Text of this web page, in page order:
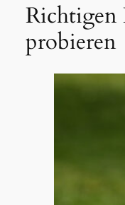
Richtigen
probieren